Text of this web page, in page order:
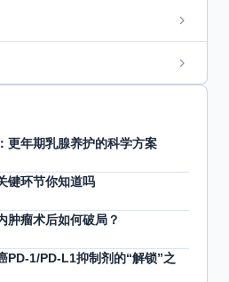
更年期乳腺养护的科学方案
键环节你知道吗
肿瘤术后如何破局？
PD-1/PD-L1抑制剂的“解锁”之